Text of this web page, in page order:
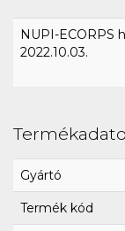
NUPI-ECORPS
2022.10.03.
Gyártó
Termék kód